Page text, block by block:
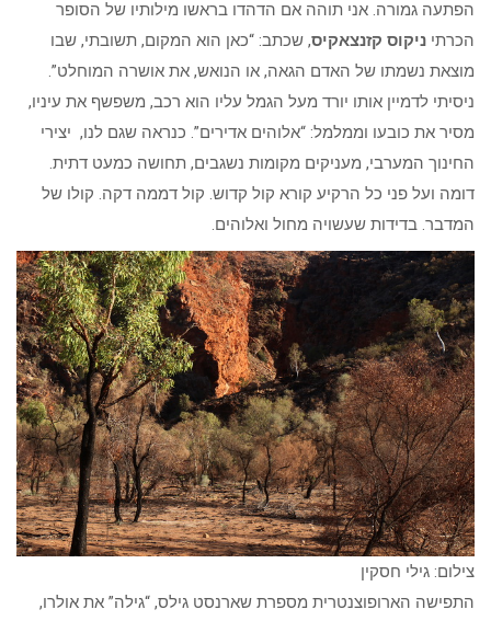
הפתעה גמורה. אני תוהה אם הדהדו בראשו מילותיו של הסופר
הכרתי ניקוס קזנצאקיס, שכתב: “כאן הוא המקום, תשובתי, שבו
מוצאת נשמתו של האדם הגאה, או הנואש, את אושרה המוחלט”.
ניסיתי לדמיין אותו יורד מעל הגמל עליו הוא רכב, משפשף את עיניו,
מסיר את כובעו וממלמל: “אלוהים אדירים”. כנראה שגם לנו, יצירי
החינוך המערבי, מעניקים מקומות נשגבים, תחושה כמעט דתית.
דומה ועל פני כל הרקיע קורא קול קדוש. קול דממה דקה. קולו של
המדבר. בדידות שעשויה מחול ואלוהים.
צילום: גילי חסקין
התפישה הארופוצנטרית מספרת שארנסט גילס, “גילה” את אולרו,